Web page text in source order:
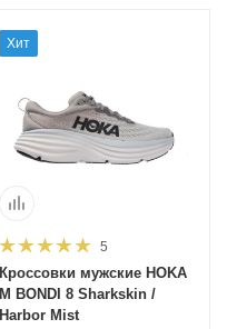
Хит
5
Кроссовки мужские HOKA
M BONDI 8 Sharkskin /
Harbor Mist